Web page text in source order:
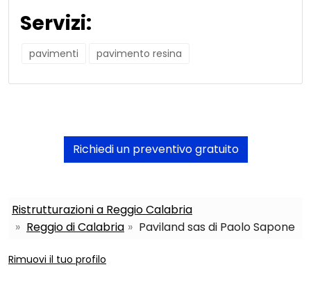
Servizi:
pavimenti pavimento resina
Richiedi un preventivo gratuito
Ristrutturazioni a Reggio Calabria
Reggio di Calabria
Paviland sas di Paolo Sapone
Rimuovi il tuo profilo